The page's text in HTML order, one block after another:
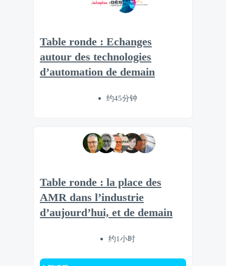
Table ronde : Echanges
autour des technologies
d’automation de demain
约45分钟
Table ronde : la place des
AMR dans l’industrie
d’aujourd’hui, et de demain
约1小时